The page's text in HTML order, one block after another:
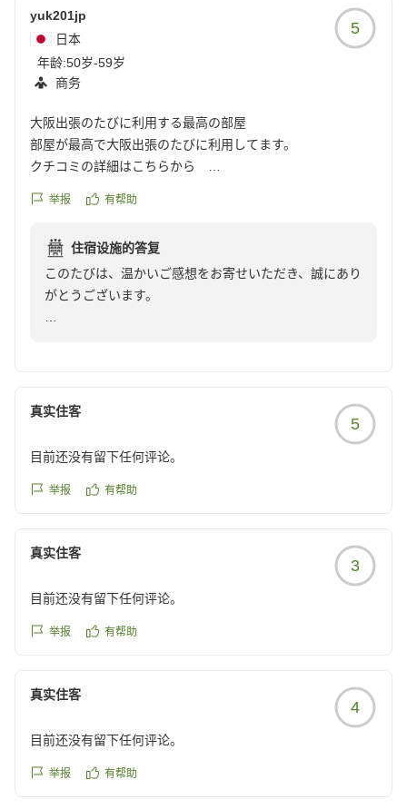
タッフ一同大変嬉しく思っております。
これからもご出張の際の定宿としてお選びいただけるよ
う、より一層快適な空間と心を込めたおもてなしをご提
また大阪へお越しの際にお目にかかれますことを、スタ
ッフ一同心よりお待ち申し上げております。
DEL style 大阪心斎橋 by Daiwa Roynet Hotel
yuk201jp
日本
年龄:50岁-59岁
商务
5
大阪出張のたびに利用する最高の部屋
部屋が最高で大阪出張のたびに利用してます。
クチコミの詳細はこちらから
reviewId=33123478204316
举报 有帮助
住宿设施的答复
このたびは、温かいご感想をお寄せいただき、誠にあり
がとうございます。
タッフ一同大変嬉しく思っております。
これからもご出張の際の定宿としてお選びいただけるよ
供してまいります。
ッフ一同心よりお待ち申し上げております。
DEL style 大阪心斎橋 by Daiwa Roynet Hotel
真实住客
5
目前还没有留下任何评论。
举报 有帮助
真实住客
3
目前还没有留下任何评论。
举报 有帮助
真实住客
4
目前还没有留下任何评论。
举报 有帮助